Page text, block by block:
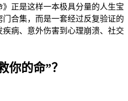
正是这样一本极具分量的人生宝
合集，而是一套经过反复验证的
病、意外伤害到心理崩溃、社交
你的命”？